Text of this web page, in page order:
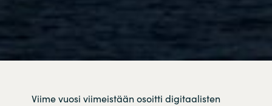
Viime vuosi viimeistään osoitti digitaalisten